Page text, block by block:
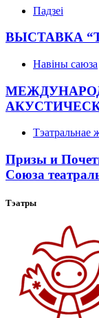
Падзеі
ВЫСТАВКА
Навіны саюза
Тэатральнае
Призы и
Союза
Тэатры